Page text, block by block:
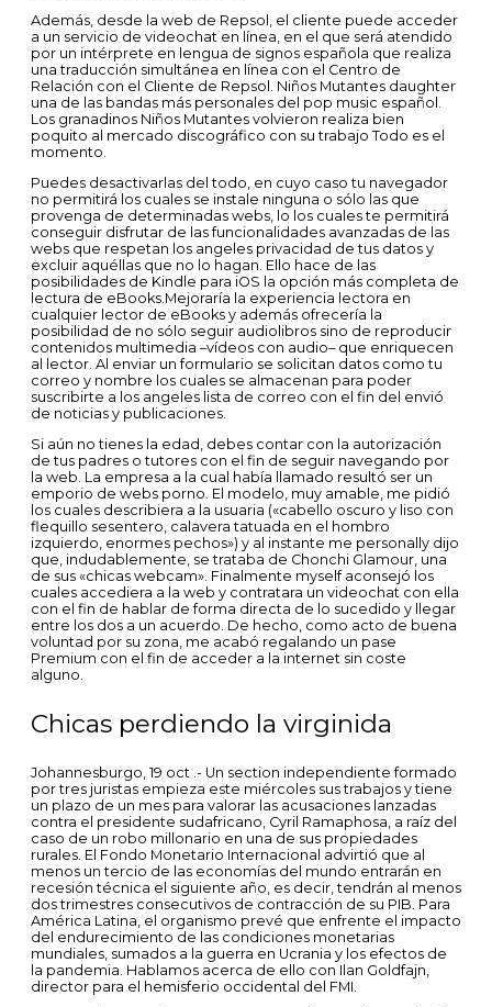
Además, desde la web de Repsol, el cliente puede acceder
a un servicio de videochat en línea, en el que será atendido
por un intérprete en lengua de signos española que realiza
una traducción simultánea en línea con el Centro de
Relación con el Cliente de Repsol. Niños Mutantes daughter
una de las bandas más personales del pop music español.
Los granadinos Niños Mutantes volvieron realiza bien
poquito al mercado discográfico con su trabajo Todo es el
momento.
Puedes desactivarlas del todo, en cuyo caso tu navegador
no permitirá los cuales se instale ninguna o sólo las que
provenga de determinadas webs, lo los cuales te permitirá
conseguir disfrutar de las funcionalidades avanzadas de las
webs que respetan los angeles privacidad de tus datos y
excluir aquéllas que no lo hagan. Ello hace de las
posibilidades de Kindle para iOS la opción más completa de
lectura de eBooks.Mejoraría la experiencia lectora en
cualquier lector de eBooks y además ofrecería la
posibilidad de no sólo seguir audiolibros sino de reproducir
contenidos multimedia –vídeos con audio– que enriquecen
al lector. Al enviar un formulario se solicitan datos como tu
correo y nombre los cuales se almacenan para poder
suscribirte a los angeles lista de correo con el fin del envió
de noticias y publicaciones.
Si aún no tienes la edad, debes contar con la autorización
de tus padres o tutores con el fin de seguir navegando por
la web. La empresa a la cual había llamado resultó ser un
emporio de webs porno. El modelo, muy amable, me pidió
los cuales describiera a la usuaria («cabello oscuro y liso con
flequillo sesentero, calavera tatuada en el hombro
izquierdo, enormes pechos») y al instante me personally dijo
que, indudablemente, se trataba de Chonchi Glamour, una
de sus «chicas webcam». Finalmente myself aconsejó los
cuales accediera a la web y contratara un videochat con ella
con el fin de hablar de forma directa de lo sucedido y llegar
entre los dos a un acuerdo. De hecho, como acto de buena
voluntad por su zona, me acabó regalando un pase
Premium con el fin de acceder a la internet sin coste
alguno.
Chicas perdiendo la virginida
Johannesburgo, 19 oct .- Un section independiente formado
por tres juristas empieza este miércoles sus trabajos y tiene
un plazo de un mes para valorar las acusaciones lanzadas
contra el presidente sudafricano, Cyril Ramaphosa, a raíz del
caso de un robo millonario en una de sus propiedades
rurales. El Fondo Monetario Internacional advirtió que al
menos un tercio de las economías del mundo entrarán en
recesión técnica el siguiente año, es decir, tendrán al menos
dos trimestres consecutivos de contracción de su PIB. Para
América Latina, el organismo prevé que enfrente el impacto
del endurecimiento de las condiciones monetarias
mundiales, sumados a la guerra en Ucrania y los efectos de
la pandemia. Hablamos acerca de ello con Ilan Goldfajn,
director para el hemisferio occidental del FMI.